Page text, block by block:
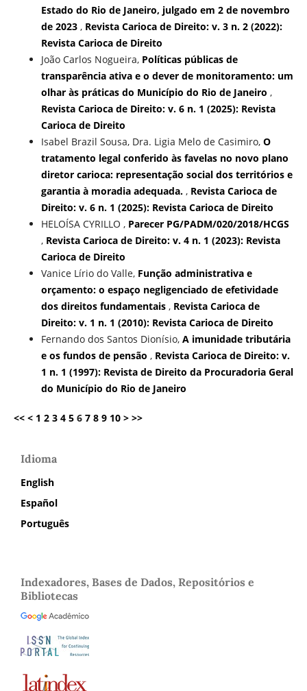
Estado do Rio de Janeiro, julgado em 2 de novembro
de 2023 , Revista Carioca de Direito: v. 3 n. 2 (2022):
Revista Carioca de Direito
João Carlos Nogueira, Políticas públicas de
transparência ativa e o dever de monitoramento: um
olhar às práticas do Município do Rio de Janeiro ,
Revista Carioca de Direito: v. 6 n. 1 (2025): Revista
Carioca de Direito
Isabel Brazil Sousa, Dra. Ligia Melo de Casimiro, O
tratamento legal conferido às favelas no novo plano
diretor carioca: representação social dos territórios e
garantia à moradia adequada. , Revista Carioca de
Direito: v. 6 n. 1 (2025): Revista Carioca de Direito
HELOÍSA CYRILLO , Parecer PG/PADM/020/2018/HCGS
, Revista Carioca de Direito: v. 4 n. 1 (2023): Revista
Carioca de Direito
Vanice Lírio do Valle, Função administrativa e
orçamento: o espaço negligenciado de efetividade
dos direitos fundamentais , Revista Carioca de
Direito: v. 1 n. 1 (2010): Revista Carioca de Direito
Fernando dos Santos Dionísio, A imunidade tributária
e os fundos de pensão , Revista Carioca de Direito: v.
1 n. 1 (1997): Revista de Direito da Procuradoria Geral
do Município do Rio de Janeiro
<< < 1 2 3 4 5 6 7 8 9 10 > >>
Idioma
English
Español
Português
Indexadores, Bases de Dados, Repositórios e
Bibliotecas